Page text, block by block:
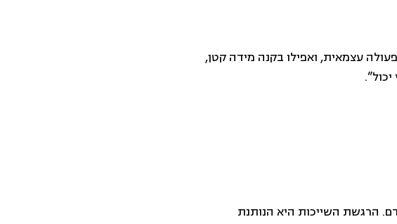
עצמאית, ואפילו בקנה מידה קטן,
הרגשת השייכות היא הנותנת